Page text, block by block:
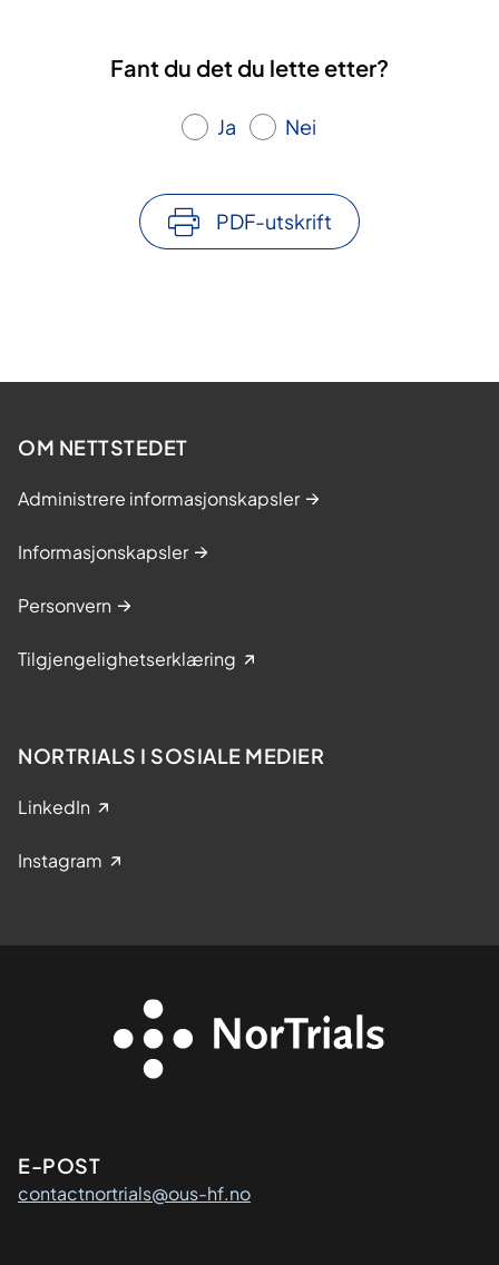
Fant du det du lette etter?
Ja Nei
PDF-utskrift
OM NETTSTEDET
Administrere informasjonskapsler
Informasjonskapsler
Personvern
Tilgjengelighetserklæring
NORTRIALS I SOSIALE MEDIER
LinkedIn
Instagram
Kontaktinformasjon
E-POST
contactnortrials@ous-hf.no